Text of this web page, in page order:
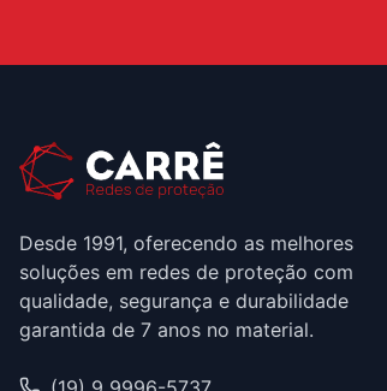
Desde 1991, oferecendo as melhores
soluções em redes de proteção com
qualidade, segurança e durabilidade
garantida de 7 anos no material.